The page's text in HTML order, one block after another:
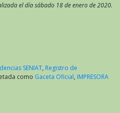
el día sábado 18 de enero de 2020.
SENIAT, Registro de
como Gaceta Oficial, IMPRESORA